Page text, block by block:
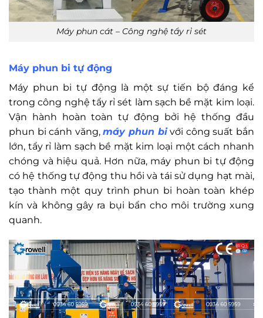
Máy phun cát – Công nghệ tẩy rỉ sét
Máy phun bi tự động
Máy phun bi tự động là một sự tiến bộ đáng kể
trong công nghệ tẩy rỉ sét làm sạch bề mặt kim loại.
Vận hành hoàn toàn tự động bởi hệ thống đầu
phun bi cánh văng,máy phun bivới công suất bắn
lớn, tẩy rỉ làm sạch bề mặt kim loại một cách nhanh
chóng và hiệu quả. Hơn nữa, máy phun bi tự động
có hệ thống tự động thu hồi và tái sử dụng hạt mài,
tạo thành một quy trình phun bi hoàn toàn khép
kín và không gây ra bụi bẩn cho môi trường xung
quanh.